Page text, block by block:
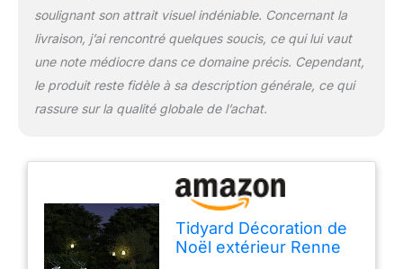
soulignant son attrait visuel indéniable. Concernant la
livraison, j’ai rencontré quelques soucis, ce qui lui vaut
une note médiocre dans ce domaine précis. Cependant,
le produit reste fidèle à sa description générale, ce qui
rassure sur la qualité globale de l’achat.
Tidyard Décoration de
Noël extérieur Renne